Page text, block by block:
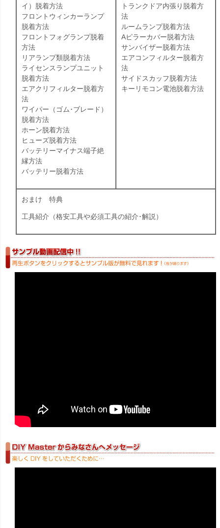
イ）脱着方法
フロントウィンカーランプ
脱着方法
フロントフォグランプ脱着
方法
リアランプ類脱着方法
ライセンスランプユニット
脱着方法
エアクリフィルター脱着方
法
ワイパー（ゴム･ブレード）
脱着方法
ホーン脱着方法
ヒューズ脱着方法
バッテリーマイナス端子絶
縁方法
バッテリー脱着方法
トランクドア内張り脱着方
法
ルームランプ脱着方法
Aピラーカバー脱着方法
サンバイザー脱着方法
エアコンフィルター脱着方
法
サイドスカッフ脱着方法
キーリモコン電池脱着方法
おまけ 特典
工具紹介（格安工具や必須工具の紹介･解説）